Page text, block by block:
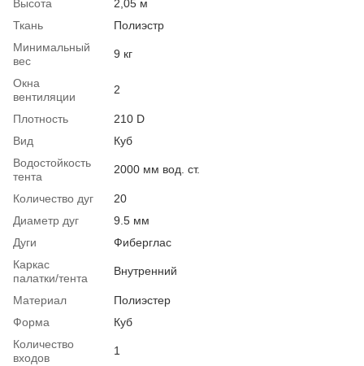
Высота
2,05 м
Ткань
Полиэстр
Минимальный
вес
9 кг
Окна
вентиляции
2
Плотность
210 D
Вид
Куб
Водостойкость
тента
2000 мм вод. ст.
Количество дуг
20
Диаметр дуг
9.5 мм
Дуги
Фиберглас
Каркас
палатки/тента
Внутренний
Материал
Полиэстер
Форма
Куб
Количество
входов
1